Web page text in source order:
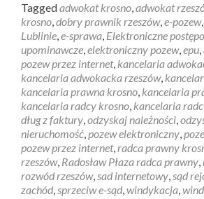
Taggedadwokat krosno,adwokat
krosno,dobry prawnik rzeszów,e-pozew,
Lublinie,e-sprawa, Elektroniczne
upominawcze,elektroniczny pozew,epu,
pozew przez internet, kancelaria
kancelaria adwokacka rzeszów,
kancelaria prawna krosno, kancelaria
kancelaria radcy krosno, kancelaria
dług z faktury,odzyskaj należności,
nieruchomość,pozew elektroniczny,
pozew przez internet,radca prawny
rzeszów, Radosław Płaza radca prawny,
rozwód rzeszów,sad internetowy,sąd
zachód,sprzeciw e-sąd,windykacja,